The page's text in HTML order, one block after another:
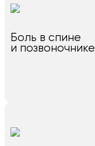
Боль в спине
и позвоночнике